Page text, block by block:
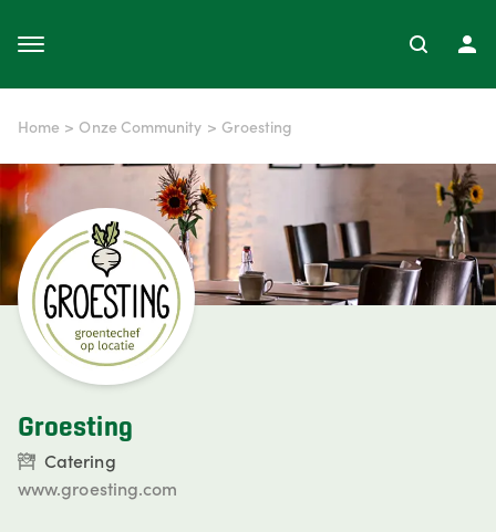
Home > Onze Community > Groesting
Groesting
Catering
www.groesting.com